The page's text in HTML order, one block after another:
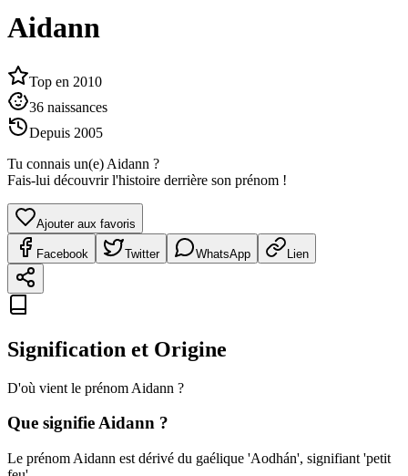
Aidann
Top en 2010
36 naissances
Depuis 2005
Tu connais un(e) Aidann ?
Fais-lui découvrir l'histoire derrière son prénom !
Ajouter aux favoris
Facebook Twitter WhatsApp Lien
Signification et Origine
D'où vient le prénom Aidann ?
Que signifieAidann ?
Le prénom Aidann est dérivé du gaélique 'Aodhán', signifiant 'petit